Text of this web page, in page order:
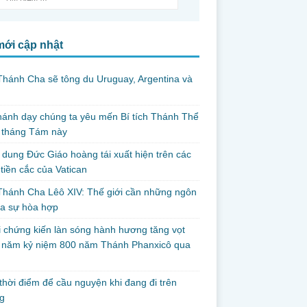
cập nhật
Cha sẽ tông du Uruguay, Argentina và
dạy chúng ta yêu mến Bí tích Thánh Thể
Tám này
dung Đức Giáo hoàng tái xuất hiện trên các
cắc của Vatican
Cha Lêô XIV: Thế giới cần những ngôn
sự hòa hợp
chứng kiến làn sóng hành hương tăng vọt
kỷ niệm 800 năm Thánh Phanxicô qua
điểm để cầu nguyện khi đang đi trên